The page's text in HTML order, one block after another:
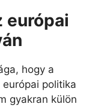
európai
hogy a
politika
gyakran külön